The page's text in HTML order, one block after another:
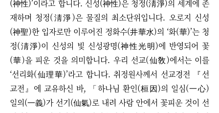
(神性)’이라고 합니다. 신성(神性)은 청정(淸淨)의 세계에 존
재하며 청정(淸淨)은 물질의 최소단위입니다. 오로지 신성
(神聖)한 입자로만 이루어진 정화수(井華水)의 ‘화(華)’는 청
정(淸淨)이 신성의 빛 신성광명(神性光明)에 반영되어 꽃
(華)을 피운 것을 의미합니다. 우리 선교(仙敎)에서는 이를
‘선리화(仙理華)’라고 합니다. 취정원사께서 선교경전 『선
교전 』 에 교유하신 바, 「하나님 환인(桓因)의 일심(一心)
일의(一義)가 선기(仙氣)로 내려 사람 안에서 꽃피운 것이 선